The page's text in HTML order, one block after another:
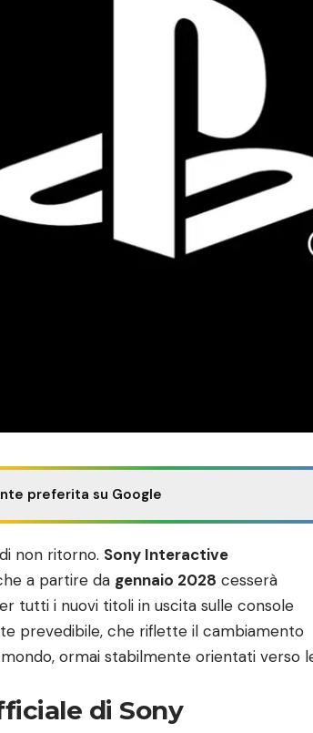
preferita su Google
non ritorno. Sony Interactive
a partire da gennaio 2028 cesserà
tutti i nuovi titoli in uscita sulle console
prevedibile, che riflette il cambiamento
ormai stabilmente orientati verso
di Sony